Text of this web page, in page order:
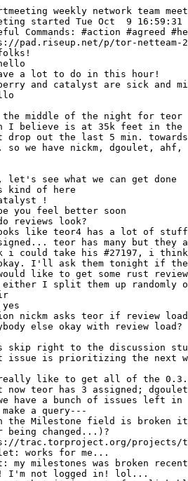
weekly network team
kind of here
nickm asks teor if review